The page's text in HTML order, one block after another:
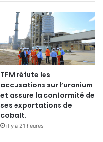
TFM réfute les
accusations sur l’uranium
et assure la conformité de
ses exportations de
cobalt.
il y a 21 heures